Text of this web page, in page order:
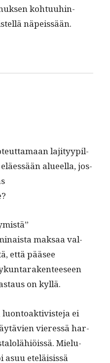
kohtu­uhin­
näpeissään.
laji­tyyp­il­
alueel­la, jos­
mak­saa val­
että pääsee
on kyllä.
luon­toak­tivis­te­ja ei
vier­essä har­
Mielu­
eteläi­sis­sä